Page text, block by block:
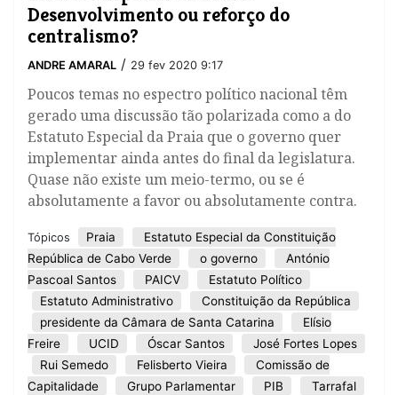
Desenvolvimento ou reforço do
centralismo?
ANDRE AMARAL / 29 fev 2020 9:17
Poucos temas no espectro político nacional têm
gerado uma discussão tão polarizada como a do
Estatuto Especial da Praia que o governo quer
implementar ainda antes do final da legislatura.
Quase não existe um meio-termo, ou se é
absolutamente a favor ou absolutamente contra.
Tópicos Praia
Estatuto Especial da Constituição
República de Cabo Verde
o governo
António
Pascoal Santos
PAICV
Estatuto Político
Estatuto Administrativo
Constituição da República
presidente da Câmara de Santa Catarina
Elísio
Freire
UCID Óscar Santos
José Fortes Lopes
Rui Semedo
Felisberto Vieira
Comissão de
Capitalidade
Grupo Parlamentar PIB
Tarrafal